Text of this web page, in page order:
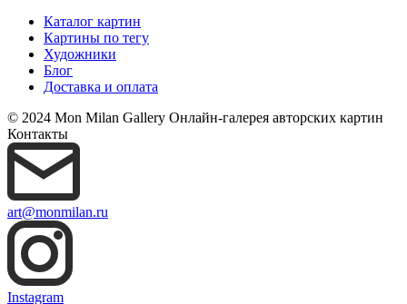
Каталог картин
Картины по тегу
Художники
Блог
Доставка и оплата
© 2024 Mon Milan Gallery Онлайн-галерея авторских картин
Контакты
art@monmilan.ru
Instagram